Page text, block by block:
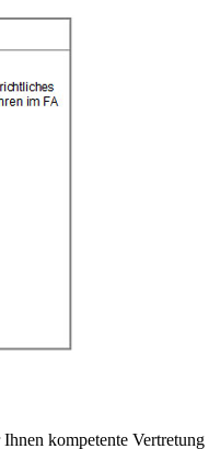
kompetente